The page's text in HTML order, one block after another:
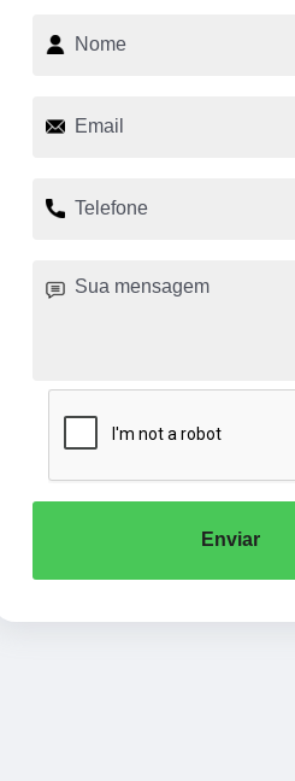
Enviar